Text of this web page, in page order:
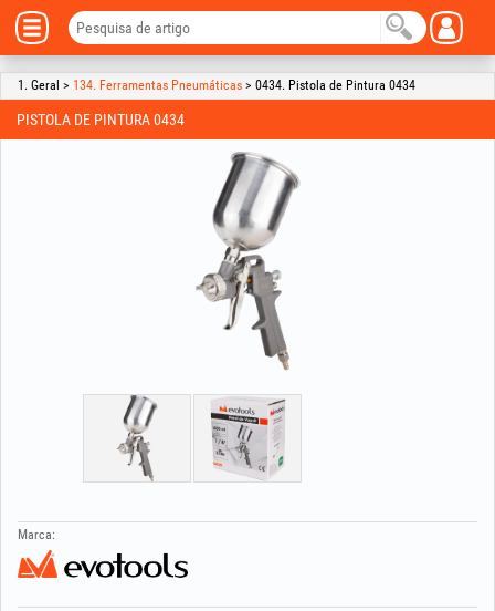
1. Geral > 134. Ferramentas Pneumáticas > 0434. Pistola de Pintura 0434
PISTOLA DE PINTURA 0434
Marca: